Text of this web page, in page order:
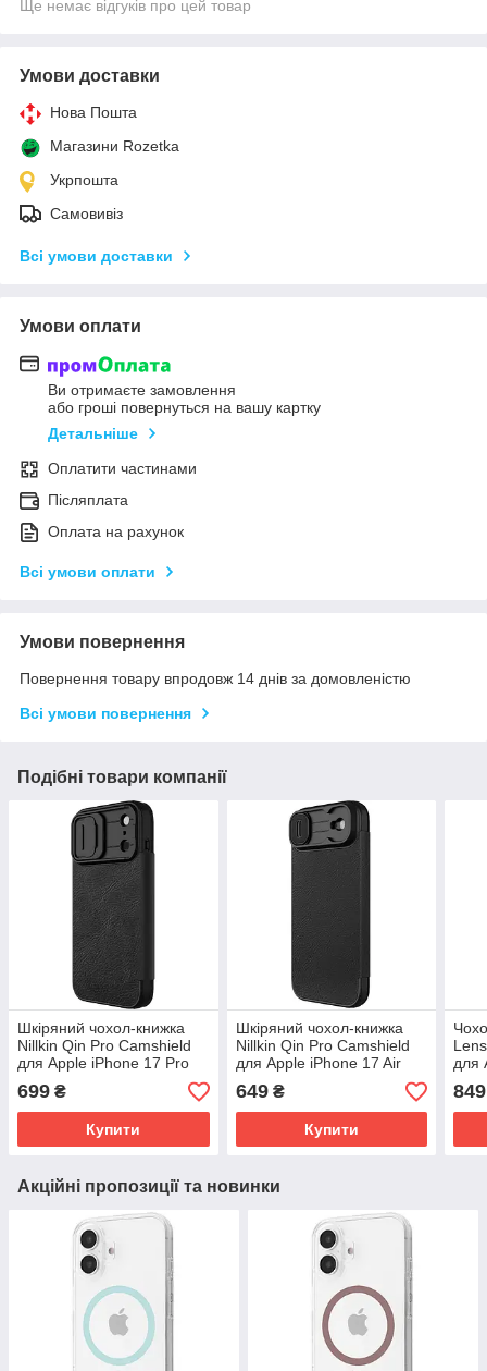
Ще немає відгуків про цей товар
Умови доставки
Нова Пошта
Магазини Rozetka
Укрпошта
Самовивіз
Всі умови доставки
Умови оплати
Ви отримаєте замовлення
або гроші повернуться на вашу картку
Детальніше
Оплатити частинами
Післяплата
Оплата на рахунок
Всі умови оплати
Умови повернення
Повернення товару впродовж 14 днів за домовленістю
Всі умови повернення
Подібні товари компанії
Шкіряний чохол-книжка
Nillkin Qin Pro Camshield
для Apple iPhone 17 Pro
699 ₴
Купити
Шкіряний чохол-книжка
Nillkin Qin Pro Camshield
для Apple iPhone 17 Air
649₴
Купити
для
849
Акційні пропозиції та новинки